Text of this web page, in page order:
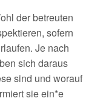
der betreuten
sofern
Je nach
sich daraus
sind und worauf
sie ein*e